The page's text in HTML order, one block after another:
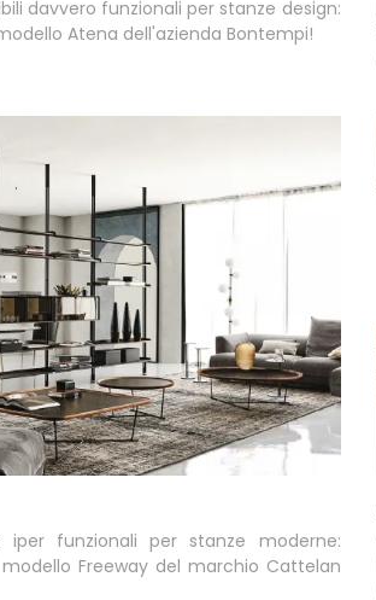
davvero funzionali per stanze design:
Atena dell'azienda Bontempi!
iper funzionali per stanze moderne:
Freeway del marchio Cattelan